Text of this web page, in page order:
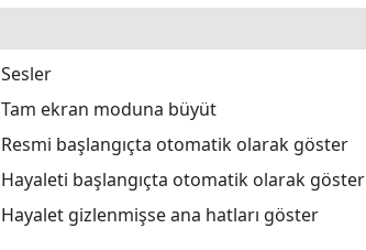
Sesler
Tam ekran moduna büyüt
Resmi başlangıçta otomatik olarak göster
Hayaleti başlangıçta otomatik olarak göster
Hayalet gizlenmişse ana hatları göster